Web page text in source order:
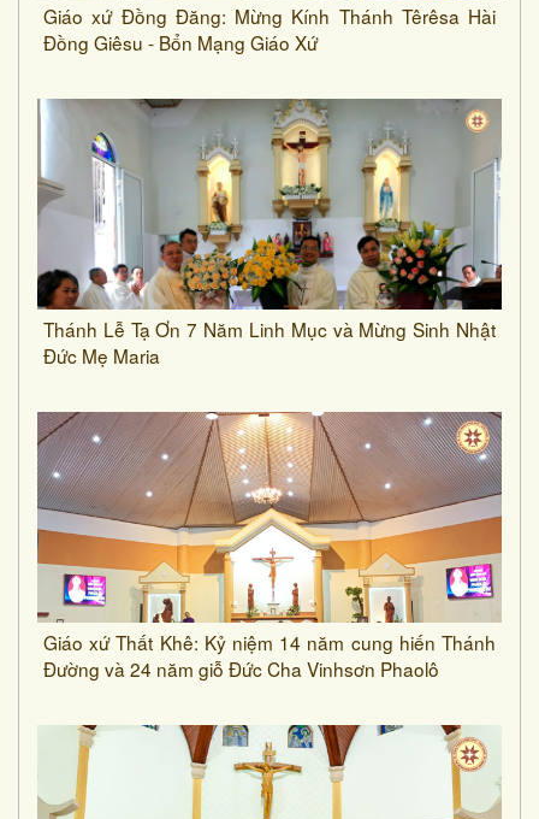
Giáo xứ Đồng Đăng: Mừng Kính Thánh Têrêsa Hài
Đồng Giêsu - Bổn Mạng Giáo Xứ
Thánh Lễ Tạ Ơn 7 Năm Linh Mục và Mừng Sinh Nhật
Đức Mẹ Maria
Giáo xứ Thất Khê: Kỷ niệm 14 năm cung hiến Thánh
Đường và 24 năm giỗ Đức Cha Vinhsơn Phaolô